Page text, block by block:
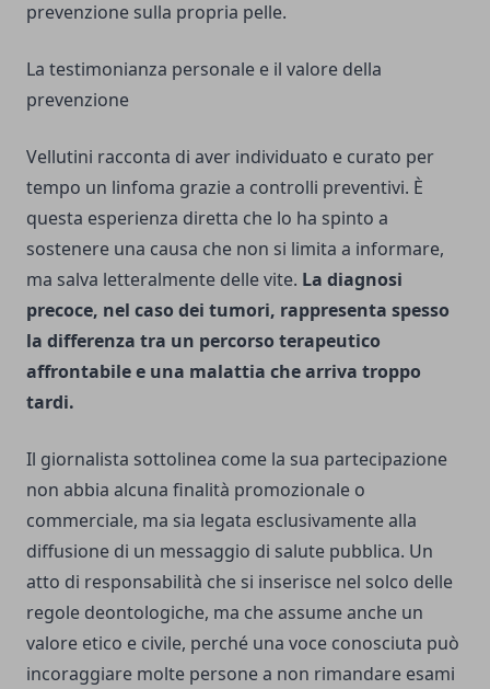
prevenzione sulla propria pelle.
La testimonianza personale e il valore della
prevenzione
Vellutini racconta di aver individuato e curato per
tempo un linfoma grazie a controlli preventivi. È
questa esperienza diretta che lo ha spinto a
sostenere una causa che non si limita a informare,
ma salva letteralmente delle vite. La diagnosi
precoce, nel caso dei tumori, rappresenta spesso
la differenza tra un percorso terapeutico
affrontabile e una malattia che arriva troppo
tardi.
Il giornalista sottolinea come la sua partecipazione
non abbia alcuna finalità promozionale o
commerciale, ma sia legata esclusivamente alla
diffusione di un messaggio di salute pubblica. Un
atto di responsabilità che si inserisce nel solco delle
regole deontologiche, ma che assume anche un
valore etico e civile, perché una voce conosciuta può
incoraggiare molte persone a non rimandare esami